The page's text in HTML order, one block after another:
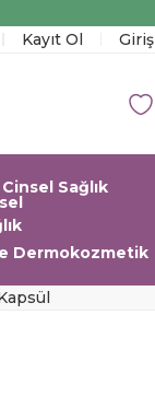
Kayıt Ol
Cinsel Sağlık
Dermokozmetik